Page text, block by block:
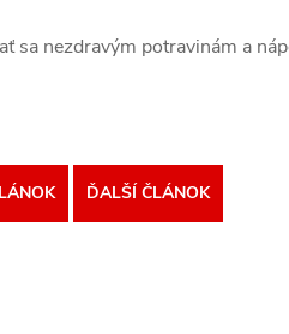
sa nezdravým potravinám a
ĎALŠÍ ČLÁNOK